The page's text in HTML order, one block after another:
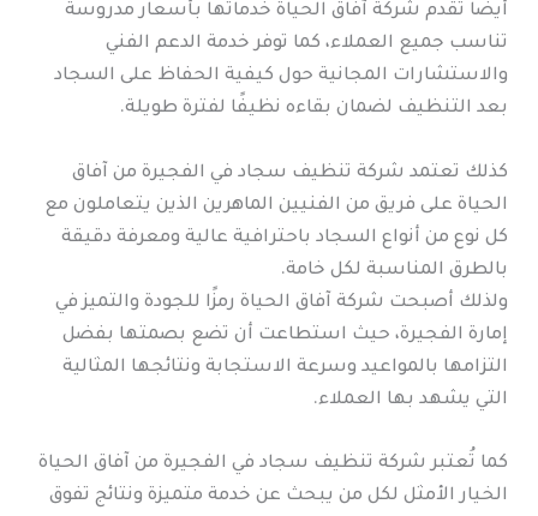
أيضًا تقدم شركة آفاق الحياة خدماتها بأسعار مدروسة
تناسب جميع العملاء، كما توفر خدمة الدعم الفني
والاستشارات المجانية حول كيفية الحفاظ على السجاد
بعد التنظيف لضمان بقاءه نظيفًا لفترة طويلة.
كذلك تعتمد شركة تنظيف سجاد في الفجيرة من آفاق
الحياة على فريق من الفنيين الماهرين الذين يتعاملون مع
كل نوع من أنواع السجاد باحترافية عالية ومعرفة دقيقة
بالطرق المناسبة لكل خامة.
ولذلك أصبحت شركة آفاق الحياة رمزًا للجودة والتميز في
إمارة الفجيرة، حيث استطاعت أن تضع بصمتها بفضل
التزامها بالمواعيد وسرعة الاستجابة ونتائجها المثالية
التي يشهد بها العملاء.
كما تُعتبر شركة تنظيف سجاد في الفجيرة من آفاق الحياة
الخيار الأمثل لكل من يبحث عن خدمة متميزة ونتائج تفوق